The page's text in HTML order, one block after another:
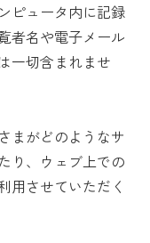
ピュータ内に記録
者名や電子メール
一切含まれませ
まがどのようなサ
り、ウェブ上での
用させていただく